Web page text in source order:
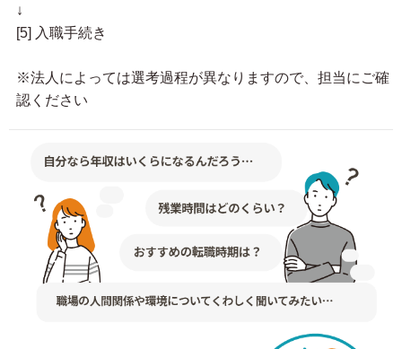
↓
[5] 入職手続き
※法人によっては選考過程が異なりますので、担当にご確
認ください